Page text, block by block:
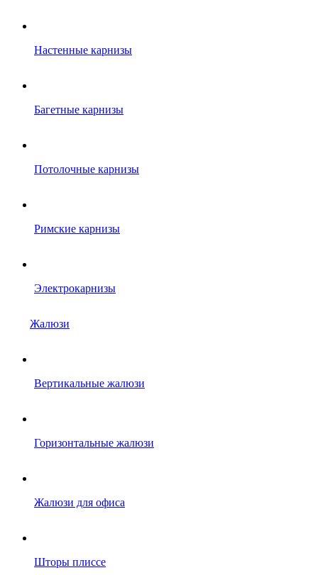
Настенные карнизы
Багетные карнизы
Потолочные карнизы
Римские карнизы
Электрокарнизы
Жалюзи
Вертикальные жалюзи
Горизонтальные жалюзи
Жалюзи для офиса
Шторы плиссе